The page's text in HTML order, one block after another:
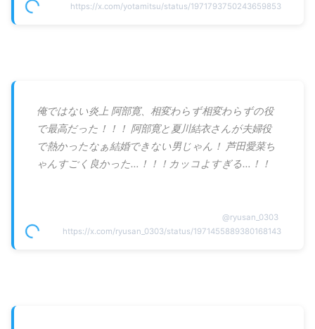
https://x.com/yotamitsu/status/1971793750243659853
俺ではない炎上 阿部寛、相変わらず相変わらずの役
で最高だった！！！ 阿部寛と夏川結衣さんが夫婦役
で熱かったなぁ結婚できない男じゃん！ 芦田愛菜ち
ゃんすごく良かった…！！！カッコよすぎる…！！
@ryusan_0303
https://x.com/ryusan_0303/status/1971455889380168143